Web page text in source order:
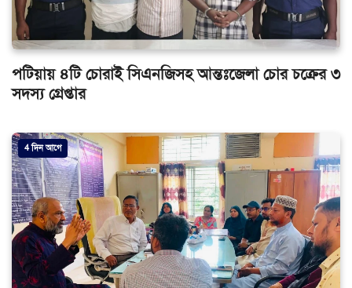
পটিয়ায় ৪টি চোরাই সিএনজিসহ আন্তঃজেলা চোর চক্রের ৩
সদস্য গ্রেপ্তার
4 দিন আগে